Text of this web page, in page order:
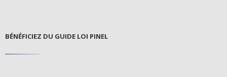
BÉNÉFICIEZ DU GUIDE LOI PINEL